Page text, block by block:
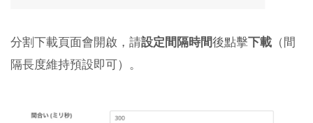
分割下載頁面會開啟，請設定間隔時間後點擊下載 （間
隔長度維持預設即可）。